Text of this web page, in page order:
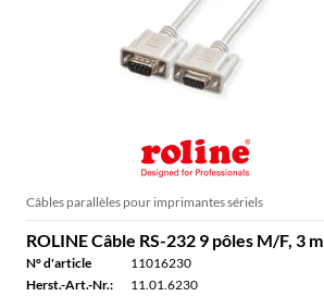
Câbles parallèles pour imprimantes sériels
ROLINE Câble RS-232 9 pôles M/F, 3 m
N° d'article
11016230
Herst.-Art.-Nr.:
11.01.6230